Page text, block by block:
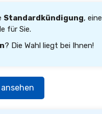
Standardkündigung, eine
für Sie.
? Die Wahl liegt bei Ihnen!